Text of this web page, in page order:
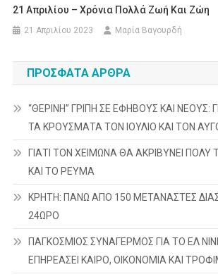
21 Απριλίου – Xρόνια Πολλά Ζωή Και Ζώη
21 Απριλίου 2023 Μαρία Βαγουρδή
ΠΡΌΣΦΑΤΑ ΆΡΘΡΑ
“ΘΕΡΙΝΗ” ΓΡΙΠΗ ΣΕ ΕΦΗΒΟΥΣ ΚΑΙ ΝΕΟΥΣ:
ΤΑ ΚΡΟΥΣΜΑΤΑ ΤΟΝ ΙΟΥΛΙΟ ΚΑΙ ΤΟΝ
ΓΙΑΤΙ ΤΟΝ ΧΕΙΜΩΝΑ ΘΑ ΑΚΡΙΒΥΝΕΙ ΠΟΛΥ
ΚΑΙ ΤΟ ΡΕΥΜΑ
ΚΡΗΤΗ: ΠΑΝΩ ΑΠΟ 150 ΜΕΤΑΝΑΣΤΕΣ
24ΩΡΟ
ΠΑΓΚΟΣΜΙΟΣ ΣΥΝΑΓΕΡΜΟΣ ΓΙΑ ΤΟ ΕΛ
ΕΠΗΡΕΑΣΕΙ ΚΑΙΡΟ, ΟΙΚΟΝΟΜΙΑ ΚΑΙ